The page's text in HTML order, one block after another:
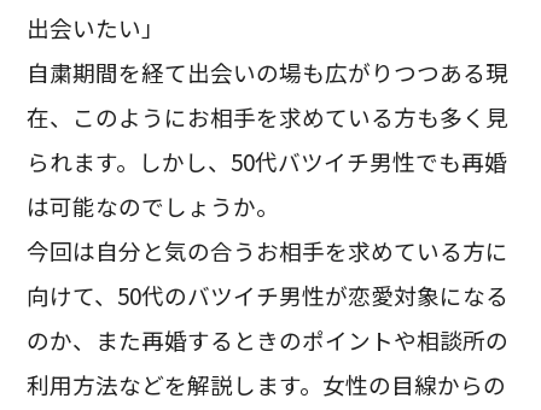
出会いたい」
自粛期間を経て出会いの場も広がりつつある現
在、このようにお相手を求めている方も多く見
られます。しかし、50代バツイチ男性でも再婚
は可能なのでしょうか。
今回は自分と気の合うお相手を求めている方に
向けて、50代のバツイチ男性が恋愛対象になる
のか、また再婚するときのポイントや相談所の
利用方法などを解説します。女性の目線からの